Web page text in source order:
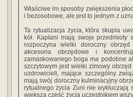
Właściwe im sposoby zwiększenia
i bezosobowe, ale jest to jednym z
Ta rytualizacja życia, która skupia
kół. Kapłani mają swoje
rozpoczyna wielki doroczny
akcesoria obrzędowe i
zamaskowanego boga ma podobne
szczytowym jest wielki zimowy
uzdrowicieli, mające szczególny
mają swój doroczny kulminacyjny
rytualnego życia Zuni nie wykluczają
większą część życia uczestnikiem